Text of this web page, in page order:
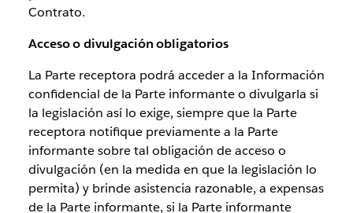
Contrato.
Acceso o divulgación obligatorios
La Parte receptora podrá acceder a la Información
confidencial de la Parte informante o divulgarla si
la legislación así lo exige, siempre que la Parte
receptora notifique previamente a la Parte
informante sobre tal obligación de acceso o
divulgación (en la medida en que la legislación lo
permita) y brinde asistencia razonable, a expensas
de la Parte informante, si la Parte informante